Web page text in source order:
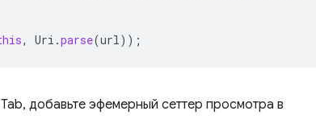
, Uri .parse(url));
добавьте эфемерный сеттер просмотра в